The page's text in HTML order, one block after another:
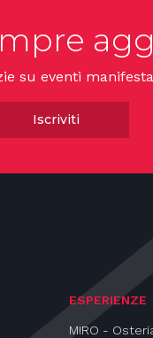
su eventi
Iscriviti
ESPERIENZE
MIRO -